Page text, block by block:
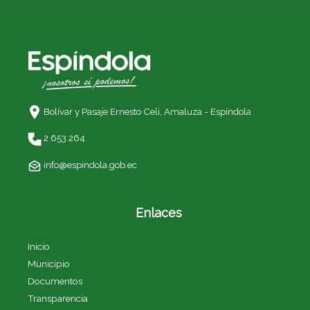
Bolívar y Pasaje Ernesto Celi, Amaluza - Espíndola
2 653 264
info@espindola.gob.ec
Enlaces
Inicio
Municipio
Documentos
Transparencia